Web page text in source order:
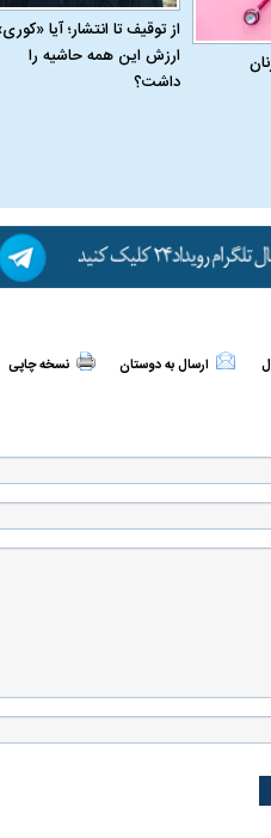
از توقیف تا انتشار؛ آیا
ارزش این همه حاشیه را
داشت؟
ارسال به دوستان نسخه چاپی
شاه در ایران
و تاریخ ایران